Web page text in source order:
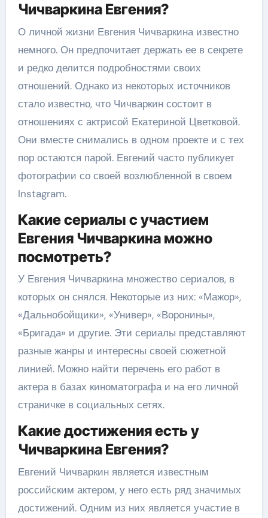
Чичваркина Евгения?
О личной жизни Евгения Чичваркина известно
немного. Он предпочитает держать ее в секрете
и редко делится подробностями своих
отношений. Однако из некоторых источников
стало известно, что Чичваркин состоит в
отношениях с актрисой Екатериной Цветковой.
Они вместе снимались в одном проекте и с тех
пор остаются парой. Евгений часто публикует
фотографии со своей возлюбленной в своем
Instagram.
Какие сериалы с участием
Евгения Чичваркина можно
посмотреть?
У Евгения Чичваркина множество сериалов, в
которых он снялся. Некоторые из них: «Мажор»,
«Дальнобойщики», «Универ», «Воронины»,
«Бригада» и другие. Эти сериалы представляют
разные жанры и интересны своей сюжетной
линией. Можно найти перечень его работ в
актера в базах киноматографа и на его личной
страничке в социальных сетях.
Какие достижения есть у
Чичваркина Евгения?
Евгений Чичваркин является известным
российским актером, у него есть ряд значимых
достижений. Одним из них является участие в